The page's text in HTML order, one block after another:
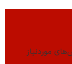
موردنیاز